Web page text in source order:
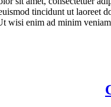
tincidunt ut laoreet
wisi enim ad minim veniam,